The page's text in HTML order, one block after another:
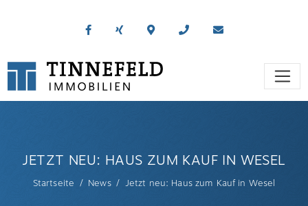
JETZT NEU: HAUS ZUM KAUF IN WESEL
Startseite News Jetzt neu: Haus zum Kauf in Wesel